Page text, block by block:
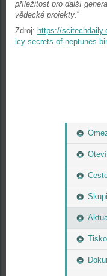
příležitost pro další
vědecké projekty.“
Zdroj: https://
icy-secrets-of-neptunes-